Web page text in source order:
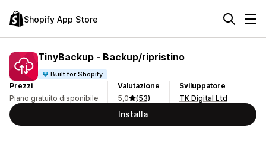
Shopify App Store
TinyBackup ‑ Backup/ripristino
Built for Shopify
Prezzi
Piano gratuito disponibile
Valutazione
5,0
(53)
Sviluppatore
TK Digital Ltd
Installa